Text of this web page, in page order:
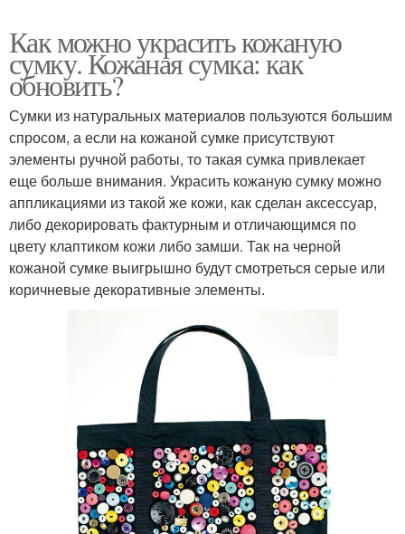
Как можно украсить кожаную
сумку. Кожаная сумка: как
обновить?
Сумки из натуральных материалов пользуются большим
спросом, а если на кожаной сумке присутствуют
элементы ручной работы, то такая сумка привлекает
еще больше внимания. Украсить кожаную сумку можно
аппликациями из такой же кожи, как сделан аксессуар,
либо декорировать фактурным и отличающимся по
цвету клаптиком кожи либо замши. Так на черной
кожаной сумке выигрышно будут смотреться серые или
коричневые декоративные элементы.